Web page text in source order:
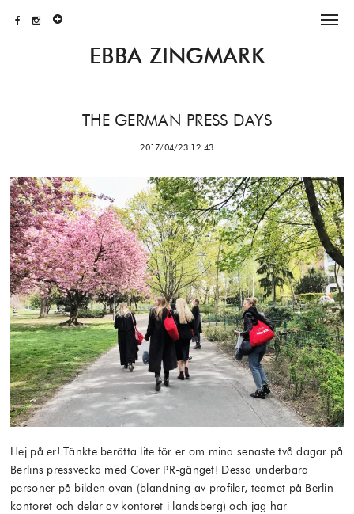
EBBA ZINGMARK
THE GERMAN PRESS DAYS
2017/04/23 12:43
Hej på er! Tänkte berätta lite för er om mina senaste två dagar på
Berlins pressvecka med Cover PR-gänget! Dessa underbara
personer på bilden ovan (blandning av profiler, teamet på Berlin-
kontoret och delar av kontoret i landsberg) och jag har